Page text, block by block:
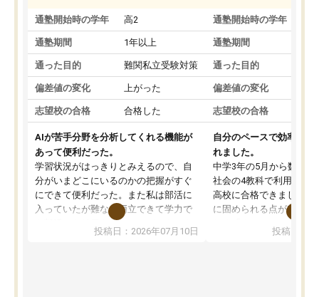
通塾開始時の学年 高2
通塾期間 1年以上
通った目的 難関私立受験対策
偏差値の変化 上がった
志望校の合格 合格した
AIが苦手分野を分析してくれる機能が
あって便利だった。
学習状況がはっきりとみえるので、自
分がいまどこにいるのかの把握がすぐ
にできて便利だった。また私は部活に
入っていたが難なく両立できて学力で
も部活でも結果を残すことができてよ
かった。また問題演習の際に、自分が
投稿日：2026年07月10日
通塾開始時の学年
通塾期間
通った目的
偏差値の変化
志望校の合格
自分のペースで効率よく
れました。
中学3年の5月から数学・
社会の4教科で利用し、
高校に合格できました。
に固められる点が魅力で
項目のおかげで、手軽
投稿日：